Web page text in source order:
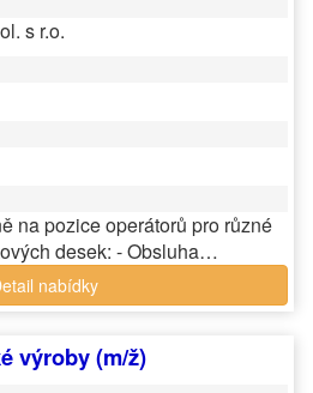
s r.o.
na pozice operátorů pro různé
desek: - Obsluha…
nabídky
výroby (m/ž)